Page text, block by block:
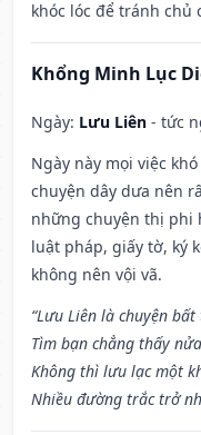
khóc lóc để tránh chủ
Khổng Minh Lục
Ngày: Lưu Liên - tức
Ngày này mọi việc
chuyện dây dưa nên
những chuyện thị phi
luật pháp, giấy tờ, ký
không nên vội vã.
“Lưu Liên là chuyện
Tìm bạn chẳng thấy
Không thì lưu lạc một
Nhiều đường trắc trở